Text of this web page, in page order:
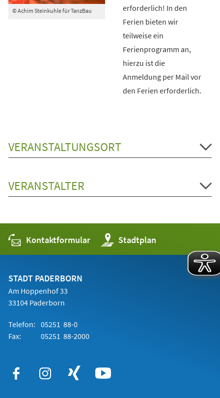
© Achim Steinkuhle für TanzBau
erforderlich! In den
Ferien bieten wir
teilweise ein
Ferienprogramm an,
hierzu ist die
Anmeldung per Mail vor
den Ferien erforderlich.
VERANSTALTUNGSORT
VERANSTALTER
Kontaktformular Stadtplan
(Öffnet
in
einem
STADT PADERBORN
Am Hoppenhof 33
33104 Paderborn
Telefon: 05251 88-0
Fax:
05251 88-2000